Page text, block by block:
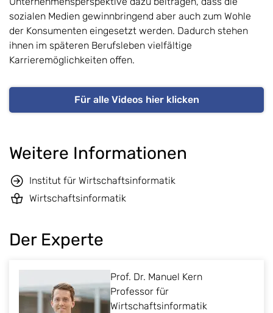
sozialen Medien gewinnbringend aber auch zum Wohle
der Konsumenten eingesetzt werden. Dadurch stehen
ihnen im späteren Berufsleben vielfältige
Karrieremöglichkeiten offen.
Für alle Videos hier klicken
Weitere Informationen
Institut für Wirtschaftsinformatik
Wirtschaftsinformatik
Der Experte
Prof. Dr. Manuel Kern
Professor für
Wirtschaftsinformatik